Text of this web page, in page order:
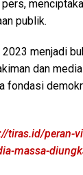
publik.
2023 menjadi
dan
fondasi
tiras.id/peran-
massa-